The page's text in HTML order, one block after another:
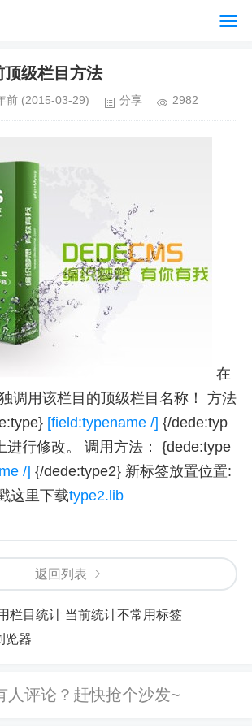
级栏目方法
前 (2015-03-29) 分享 2982
在
调用该栏目的顶级栏目名称！ 方法
[field:typename /] {/dede:typ
进行修改。 调用方法： {dede:type
/] {/dede:type2} 新标签放置位置:
这里下载type2.lib
返回列表
栏目统计 当前统计不常用标签
览器